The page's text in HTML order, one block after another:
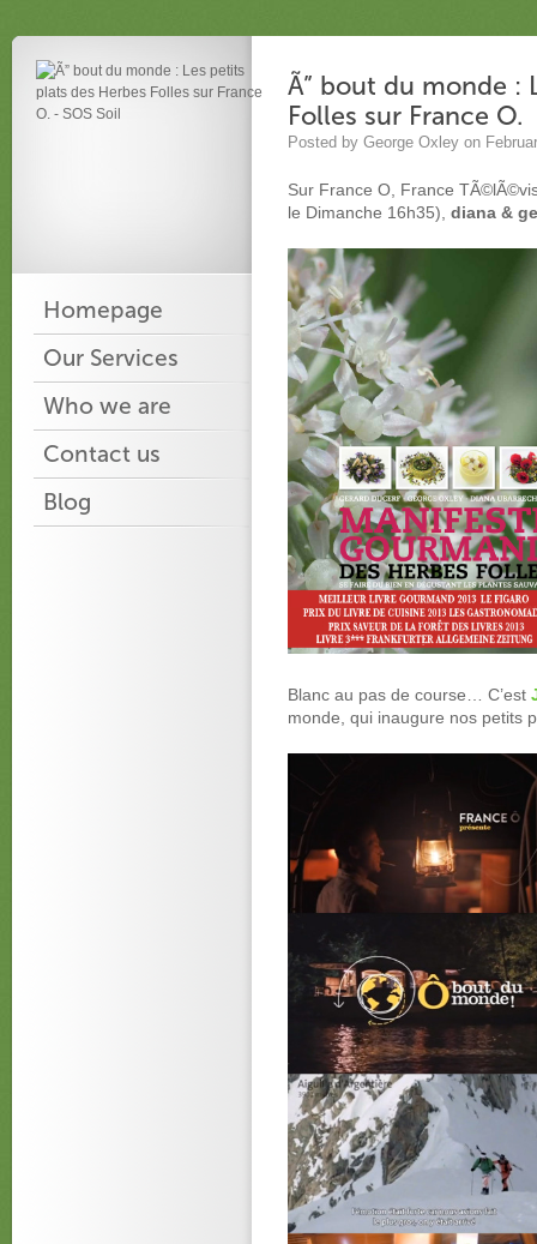
Homepage
Our Services
Who we are
Contact us
Blog
Ã” bout du monde :
Folles sur France O.
Posted by George Oxley on
Sur France O, France
le Dimanche 16h35), diana &
Blanc au pas de course… C’est
monde, qui inaugure nos petits